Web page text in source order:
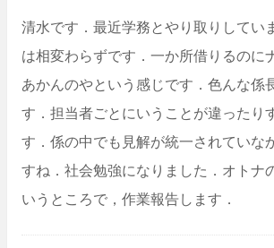
清水です．最近学務とやり取りしてい
は相変わらずです．一か所借りるのに
あかんのやという感じです．色んな係
す．担当者ごとにいうことが違ったり
す．係の中でも見解が統一されていな
すね．社会勉強になりました．オトナ
いうところで，作業報告します．